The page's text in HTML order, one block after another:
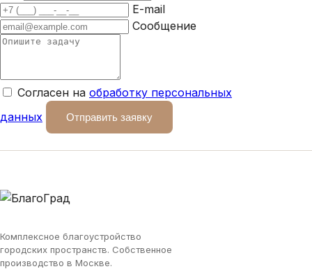
E-mail
Сообщение
Согласен на обработку персональных
данных
Отправить заявку
Комплексное благоустройство
городских пространств. Собственное
производство в Москве.